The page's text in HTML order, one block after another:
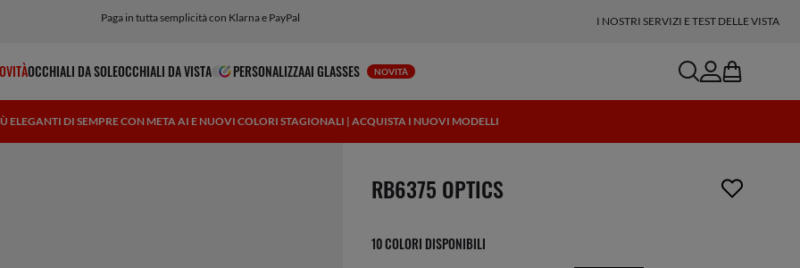
Paga in tutta semplicità con Klarna e PayPal
Personalizza il tuo occhiale e aggiungi un'incisione gratuita I NOSTRI SERVIZI E TEST DELLE VISTA
OCCHIALI DA SOLEOCCHIALI DA VISTA PERSONALIZZAAI GLASSES NOVITÀ searchaccount
bag
ELEGANTI DI SEMPRE CON META AI E NUOVI COLORI STAGIONALI | ACQUISTA I NUOVI MODELLI
1 articolo è stato aggiunto alla tua wishlist
RB6375 OPTICS
10 COLORI DISPONIBILI